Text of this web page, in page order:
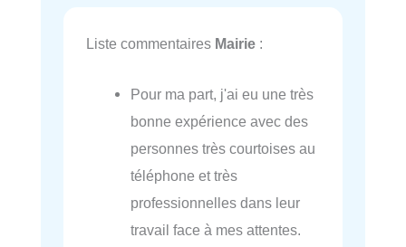
Liste commentaires Mairie :
Pour ma part, j'ai eu une très
bonne expérience avec des
personnes très courtoises au
téléphone et très
professionnelles dans leur
travail face à mes attentes.